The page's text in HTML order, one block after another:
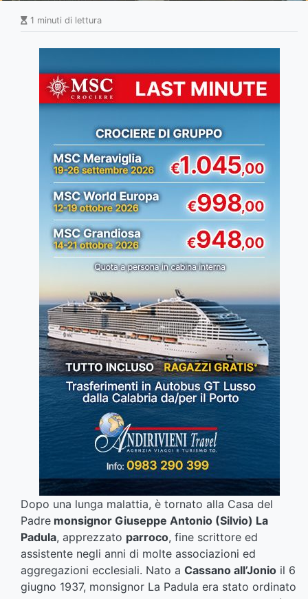
1 minuti di lettura
Dopo una lunga malattia, è tornato alla Casa del
Padre monsignor Giuseppe Antonio (Silvio) La
Padula, apprezzato parroco, fine scrittore ed
assistente negli anni di molte associazioni ed
aggregazioni ecclesiali. Nato a Cassano all’Jonio il 6
giugno 1937, monsignor La Padula era stato ordinato